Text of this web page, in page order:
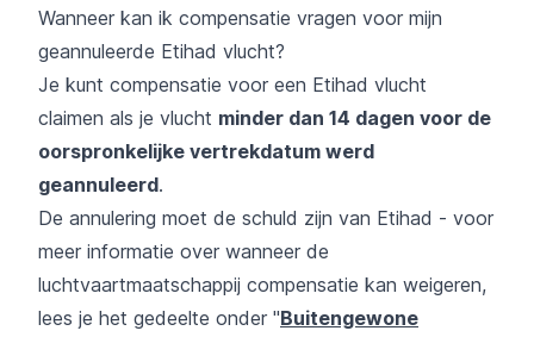
Wanneer kan ik compensatie vragen voor mijn
geannuleerde Etihad vlucht?
Je kunt compensatie voor een Etihad vlucht
claimen als je vlucht minder dan 14 dagen voor de
oorspronkelijke vertrekdatum werd
geannuleerd.
De annulering moet de schuld zijn van Etihad - voor
meer informatie over wanneer de
luchtvaartmaatschappij compensatie kan weigeren,
lees je het gedeelte onder "Buitengewone